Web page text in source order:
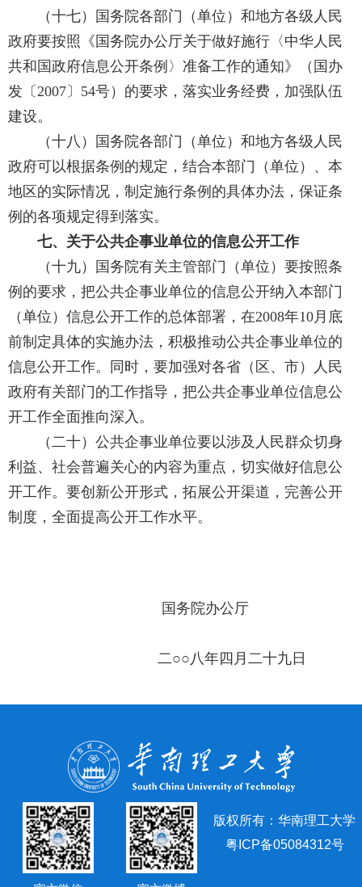
（十七）国务院各部门（单位）和地方各级人民
政府要按照《国务院办公厅关于做好施行〈中华人民
共和国政府信息公开条例〉准备工作的通知》（国办
发〔2007〕54号）的要求，落实业务经费，加强队伍
建设。
（十八）国务院各部门（单位）和地方各级人民
政府可以根据条例的规定，结合本部门（单位）、本
地区的实际情况，制定施行条例的具体办法，保证条
例的各项规定得到落实。
七、关于公共企事业单位的信息公开工作
（十九）国务院有关主管部门（单位）要按照条
例的要求，把公共企事业单位的信息公开纳入本部门
（单位）信息公开工作的总体部署，在2008年10月底
前制定具体的实施办法，积极推动公共企事业单位的
信息公开工作。同时，要加强对各省（区、市）人民
政府有关部门的工作指导，把公共企事业单位信息公
开工作全面推向深入。
（二十）公共企事业单位要以涉及人民群众切身
利益、社会普遍关心的内容为重点，切实做好信息公
开工作。要创新公开形式，拓展公开渠道，完善公开
制度，全面提高公开工作水平。
国务院办公厅
二○○八年四月二十九日
版权所有：华南理工大学
粤ICP备05084312号